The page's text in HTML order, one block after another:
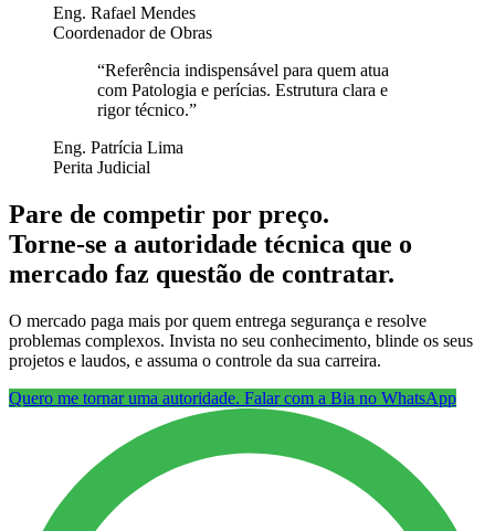
Eng. Rafael Mendes
Coordenador de Obras
“Referência indispensável para quem atua
com Patologia e perícias. Estrutura clara e
rigor técnico.”
Eng. Patrícia Lima
Perita Judicial
Pare de competir por preço.
Torne-se a autoridade técnica que o
mercado faz questão de contratar.
O mercado paga mais por quem entrega segurança e resolve
problemas complexos. Invista no seu conhecimento, blinde os seus
projetos e laudos, e assuma o controle da sua carreira.
Quero me tornar uma autoridade. Falar com a Bia no WhatsApp